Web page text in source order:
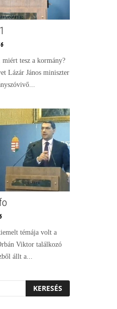
tesz a kormány?
Lázár János miniszter
témája volt a
Viktor találkozó
állt a...